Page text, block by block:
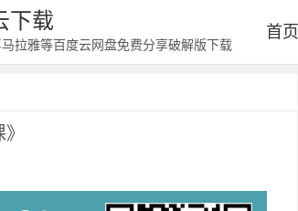
下载
拉雅等百度云网盘免费分享破解版下载
首页